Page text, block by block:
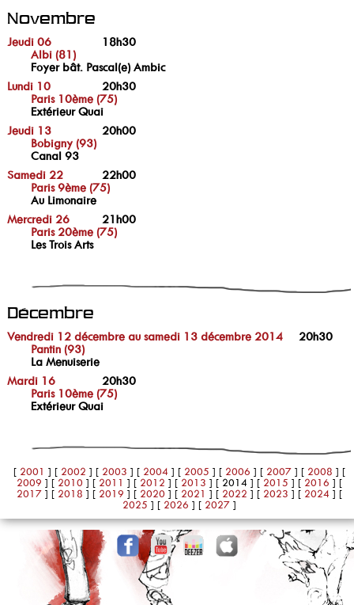
Novembre
Jeudi 06
18h30
Albi (81)
Foyer bât. Pascal(e) Ambic
Lundi 10
20h30
Paris 10ème (75)
Extérieur Quai
Jeudi 13
20h00
Bobigny (93)
Canal 93
Samedi 22
22h00
Paris 9ème (75)
Au Limonaire
Mercredi 26
21h00
Paris 20ème (75)
Les Trois Arts
Décembre
Vendredi 12 décembre au samedi 13 décembre 2014
20h30
Pantin (93)
La Menuiserie
Mardi 16
20h30
Paris 10ème (75)
Extérieur Quai
[ 2001 ] [ 2002 ] [ 2003 ] [ 2004 ] [ 2005 ] [ 2006 ] [ 2007] [ 2008 ] [
2009 ] [ 2010] [ 2011 ] [ 2012 ] [ 2013 ] [ 2014 ] [ 2015 ] [ 2016 ] [
2017] [ 2018 ] [ 2019 ] [ 2020] [ 2021 ] [ 2022 ] [ 2023 ] [ 2024 ] [
2025 ] [ 2026 ] [ 2027]